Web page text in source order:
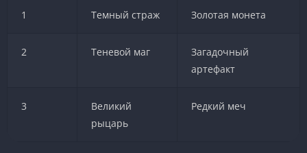
1 Темный страж Золотая монета
2 Теневой маг
Загадочный
артефакт
3
Великий
рыцарь
Редкий меч